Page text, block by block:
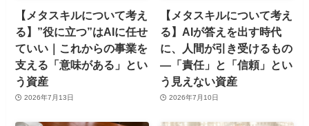
【メタスキルについて考え
る】”役に立つ”はAIに任せ
ていい｜これからの事業を
支える「意味がある」とい
う資産
2026年7月13日
【メタスキルについて考え
る】AIが答えを出す時代
に、人間が引き受けるもの
—「責任」と「信頼」とい
う見えない資産
2026年7月10日